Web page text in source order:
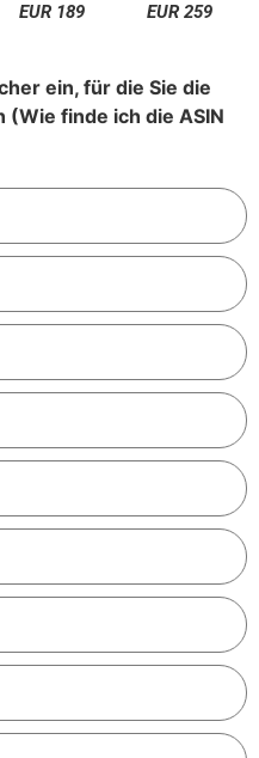
EUR 189
EUR 259
ein, für die Sie die
finde ich die ASIN